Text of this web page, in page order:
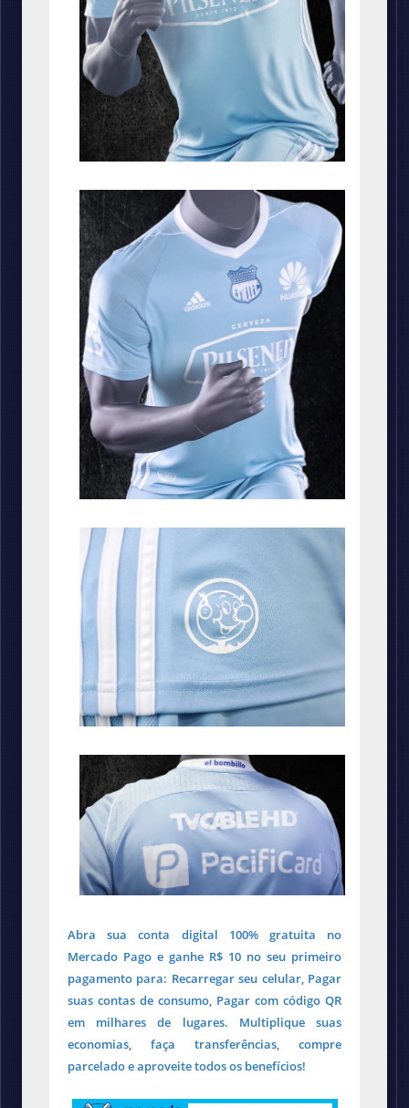
Abra sua conta digital 100% gratuita no
Mercado Pago e ganhe R$ 10 no seu primeiro
pagamento para: Recarregar seu celular, Pagar
suas contas de consumo, Pagar com código QR
em milhares de lugares. Multiplique suas
economias, faça transferências, compre
parcelado e aproveite todos os benefícios!